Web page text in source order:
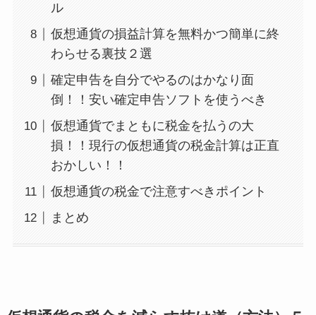
ル
仮想通貨の損益計算を無料かつ簡単に終
わらせる裏技２選
確定申告を自分でやるのはかなり面
倒！！安い確定申告ソフトを使うべき
仮想通貨でまともに税金を払うの大
損！！現行の仮想通貨の税金計算は正直
おかしい！！
仮想通貨の税金で注意すべきポイント
まとめ